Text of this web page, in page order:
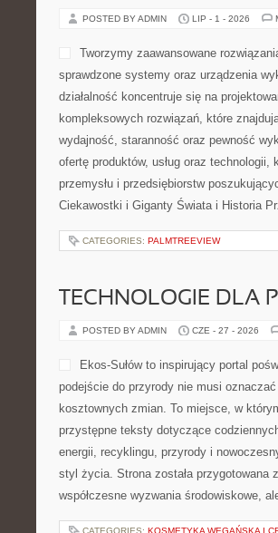
POSTED BY ADMIN LIP - 1 - 2026
Tworzymy zaawansowane
sprawdzone systemy oraz urządzenia
działalność koncentruje się na
kompleksowych rozwiązań, które
wydajność, staranność oraz pewność
ofertę produktów, usług oraz
przemysłu i przedsiębiorstw
Ciekawostki i Giganty Świata i Historia
CATEGORIES: PALMTREEVIEW
TECHNOLOGIE DLA
POSTED BY ADMIN CZE - 27 - 2026
Ekos-Sułów to inspirujący portal
podejście do przyrody nie musi
kosztownych zmian. To miejsce, w
przystępne teksty dotyczące
energii, recyklingu, przyrody i
styl życia. Strona została
współczesne wyzwania środowiskowe,
CATEGORIES: KOSMETYKA WEGAŃSKA I